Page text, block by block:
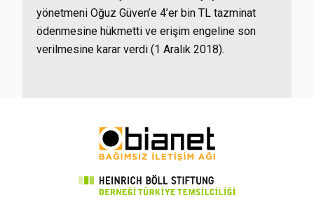
yönetmeni Oğuz Güven’e 4’er bin TL tazminat
ödenmesine hükmetti ve erişim engeline son
verilmesine karar verdi (1 Aralık 2018).